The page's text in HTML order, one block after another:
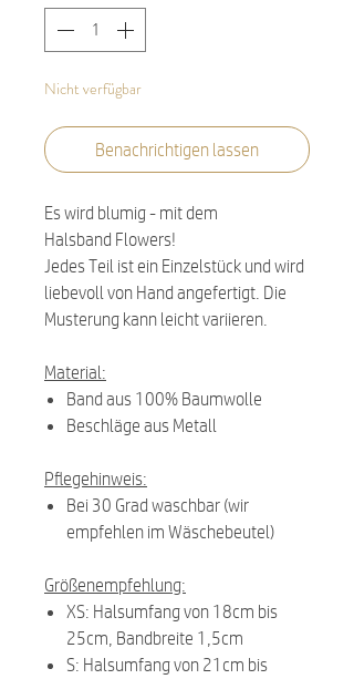
Nicht verfügbar
Benachrichtigen lassen
Es wird blumig - mit dem
Halsband Flowers!
Jedes Teil ist ein Einzelstück und wird
liebevoll von Hand angefertigt. Die
Musterung kann leicht variieren.
Material:
Band aus 100% Baumwolle
Beschläge aus Metall
Pflegehinweis:
Bei 30 Grad waschbar (wir
empfehlen im Wäschebeutel)
Größenempfehlung:
XS: Halsumfang von 18cm bis
25cm, Bandbreite 1,5cm
S: Halsumfang von 21cm bis